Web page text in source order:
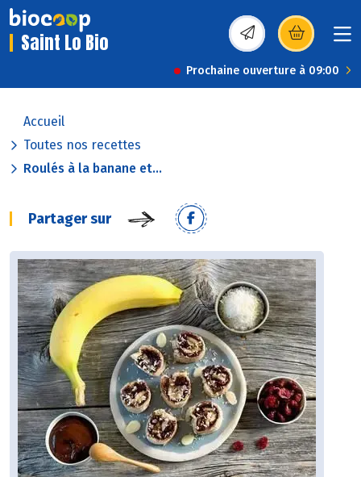
Saint Lo Bio (s’ouvre dans une
Prochaine ouverture à 09:00
Accueil
Toutes nos recettes
Roulés à la banane et...
Partager sur